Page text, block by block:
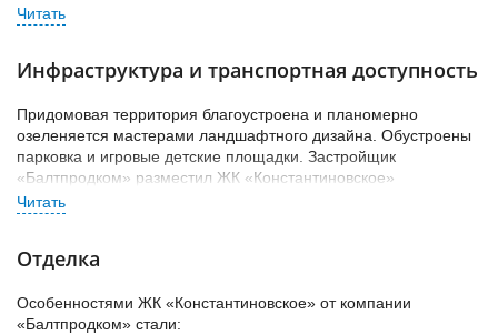
расположились:
• таунхаусы в 3-4 этажа;
• серия 3-этажных домов с мансардами.
Все объекты микрорайона сдавались в эксплуатацию
очередями. По отзывам, застройщик «Балтпродком»
использовал современную блочную технологию, основанную
на применении высококачественного газобетона с
надежную гидрофобную защиту, которая сохранит в них
Инфраструктура и транспортная доступность
Придомовая территория благоустроена и планомерно
озеленяется мастерами ландшафтного дизайна. Обустроены
парковка и игровые детские площадки. Застройщик
«Балтпродком» разместил ЖК «Константиновское»
неподалеку от побережья Финского залива и парка
«Новознаменка». Экологичная обстановка гарантирует
привычного городского шума.
Красносельский район активно работает над развитием своей
инфраструктуры. Чтобы заменить отсутствующие
Отделка
Особенностями ЖК «Константиновское» от компании
«Балтпродком» стали: